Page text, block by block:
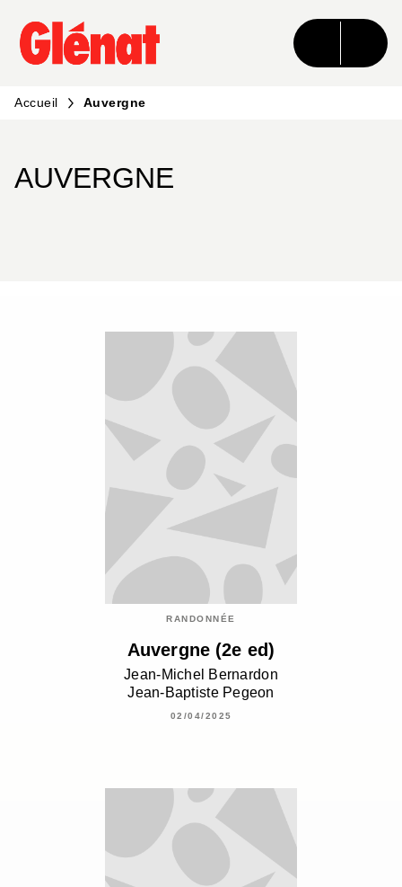
MENU RECHERCHE CONTENU
PIED DE PAGE
Accueil Auvergne
AUVERGNE
RANDONNÉE
Auvergne (2e ed)
Jean-Michel Bernardon
Jean-Baptiste Pegeon
02/04/2025